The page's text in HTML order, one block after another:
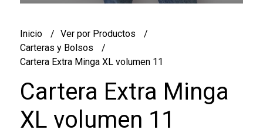
Inicio
Ver por Productos
Carteras y Bolsos
Cartera Extra Minga XL volumen 11
Cartera Extra Minga
XL volumen 11